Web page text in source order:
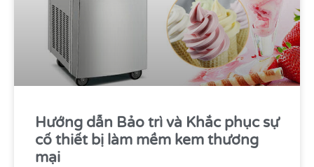
Hướng dẫn Bảo trì và Khắc phục sự
cố thiết bị làm mềm kem thương
mại